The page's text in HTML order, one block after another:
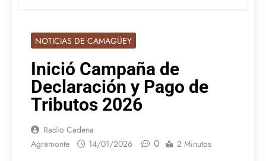
NOTICIAS DE CAMAGÜEY
Inició Campaña de
Declaración y Pago de
Tributos 2026
Radio Cadena
Agramonte
14/01/2026 0 2 Minutos